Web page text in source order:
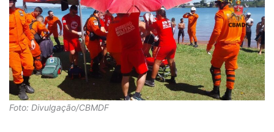
Foto: Divulgação/CBMDF